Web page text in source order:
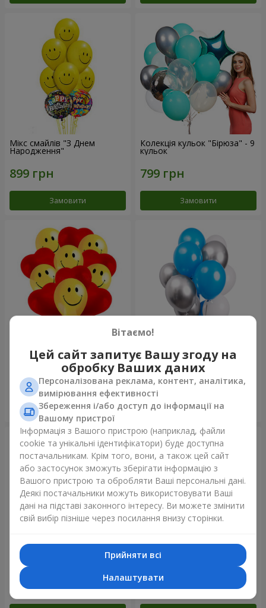
Мікс смайлів "З Днем
Народження"
Замовити
Колекція кульок "Бірюза" - 9
кульок
Замовити
11 жовтих смайликів і
червоних сердець
Замовити
Фонтан куль "Небо"
Замовити
Фонтан куль "Рожеве
золото"
Фонтан куль "Райдужний
Вітаємо!
Цей сайт запитує Вашу згоду на
обробку Ваших даних
Персоналізована реклама, контент, аналітика,
вимірювання ефективності
Збереження і/або доступ до інформації на
Вашому пристрої
Інформація з Вашого пристрою (наприклад, файли
cookie та унікальні ідентифікатори) буде доступна
постачальникам. Крім того, вони, а також цей сайт
або застосунок зможуть зберігати інформацію з
Вашого пристрою та обробляти Ваші персональні дані.
Деякі постачальники можуть використовувати Ваші
дані на підставі законного інтересу. Ви можете змінити
свій вибір пізніше через посилання внизу сторінки.
Прийняти всі
Налаштувати